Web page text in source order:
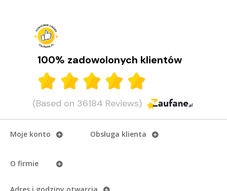
100% zadowolonych klientów
(Based on 36184 Reviews)
Moje konto
O firmie
Obsługa klienta